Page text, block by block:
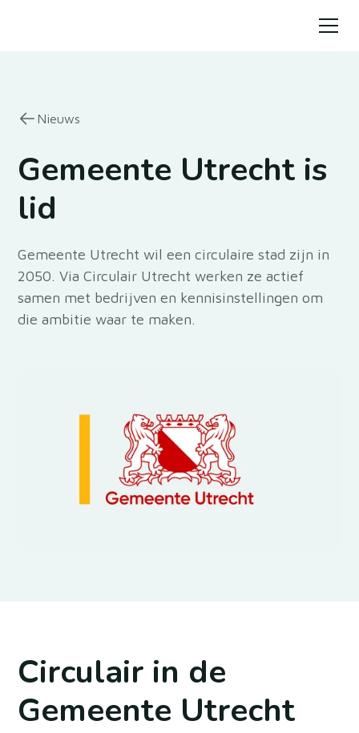
Nieuws
Gemeente Utrecht is
lid
Gemeente Utrecht wil een circulaire stad zijn in
2050. Via Circulair Utrecht werken ze actief
samen met bedrijven en kennisinstellingen om
die ambitie waar te maken.
Circulair in de
Gemeente Utrecht